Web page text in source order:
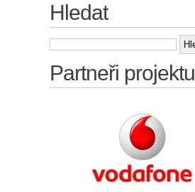
Hledat
Vyhledávání
Partneři projektu